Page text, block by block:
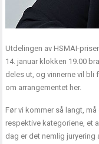
Utdelingen av HSMAI-
14. januar klokken 19.00
deles ut, og vinnerne vil bli
om arrangementet her.
Før vi kommer så langt,
respektive kategoriene, et
dag er det nemlig juryering